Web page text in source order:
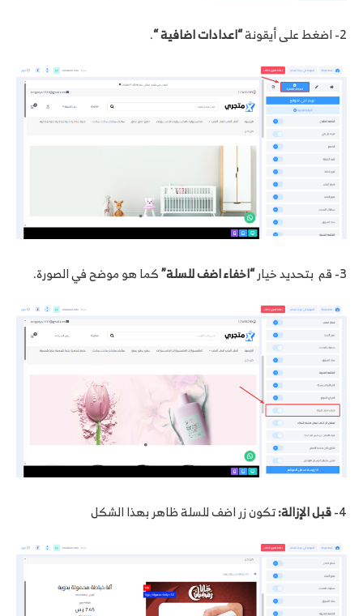
2- اضغط على أيقونة “اعدادات اضافية “.
3- قم بتحديد خيار “اخفاء اضف للسلة”كما هو موضح في الصورة.
4- قبل الإزالة:تكون زر اضف للسلة ظاهر بهذا الشكل